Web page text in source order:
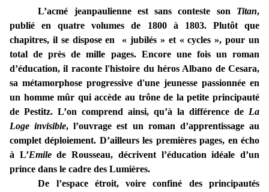
L’acmé jeanpaulienne est sans conteste son Titan,
publié en quatre volumes de 1800 à 1803. Plutôt que
chapitres, il se dispose en
« jubilés » et « cycles », pour un
total de près de mille pages. Encore une fois un roman
d’éducation, il raconte l'histoire du héros Albano de Cesara,
sa métamorphose progressive d'une jeunesse passionnée en
un homme mûr qui accède au trône de la petite principauté
de Pestitz. L’on comprend ainsi, qu’à la différence de La
Loge invisible, l’ouvrage est un roman d’apprentissage au
complet déploiement. D’ailleurs les premières pages, en écho
à L’Emilede Rousseau, décrivent l’éducation idéale d’un
prince dans le cadre des Lumières.
De l’espace étroit, voire confiné des principautés